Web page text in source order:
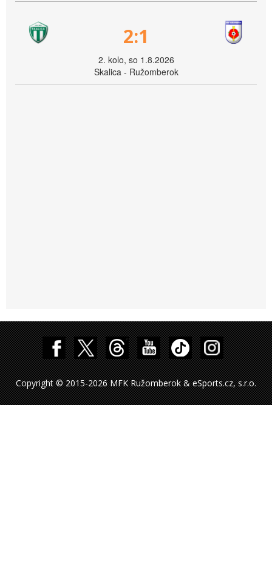
2:1
2. kolo, so 1.8.2026
Skalica - Ružomberok
Copyright © 2015-2026 MFK Ružomberok & eSports.cz, s.r.o.